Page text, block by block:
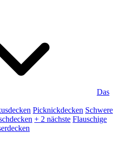
Das
Picknickdecken Schwere
+ 2 nächste Flauschige